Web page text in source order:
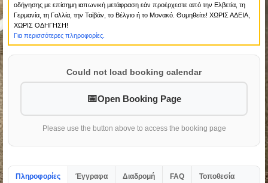
οδήγησης με επίσημη ιαπωνική μετάφραση εάν προέρχεστε από την Ελβετία, τη
Γερμανία, τη Γαλλία, την Ταϊβάν, το Βέλγιο ή το Μονακό. Θυμηθείτε! ΧΩΡΙΣ ΑΔΕΙΑ,
ΧΩΡΙΣ ΟΔΗΓΗΣΗ!
Για περισσότερες πληροφορίες.
Could not load booking calendar
Open Booking Page
Please use the button above to access the booking page
Πληροφορίες Έγγραφα Διαδρομή FAQ Τοποθεσία